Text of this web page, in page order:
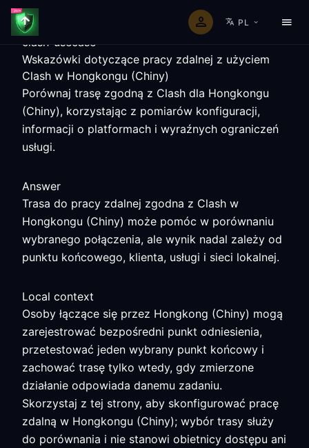
PL
clash-usecase
Wskazówki dotyczące pracy zdalnej z użyciem
Clash w Hongkongu (Chiny)
Porównaj trasę zgodną z Clash dla Hongkongu
(Chiny), korzystając z pomiarów konfiguracji,
informacji o platformach i wyraźnych ograniczeń
usługi.
Answer
Trasa do pracy zdalnej zgodna z Clash w
Hongkongu (Chiny) może pomóc w porównaniu
wybranego połączenia, ale wynik nadal zależy od
punktu końcowego, klienta, usługi i sieci lokalnej.
Local context
Osoby łączące się przez Hongkong (Chiny) mogą
zarejestrować bezpośredni punkt odniesienia,
przetestować jeden wybrany punkt końcowy i
zachować trasę tylko wtedy, gdy zmierzone
działanie odpowiada danemu zadaniu.
Skorzystaj z tej strony, aby skonfigurować pracę
zdalną w Hongkongu (Chiny); wybór trasy służy
do porównania i nie stanowi obietnicy dostępu ani